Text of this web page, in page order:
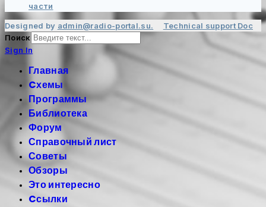
части
Designed by admin@radio-portal.su. Technical support Doc
Поиск
Sign In
Главная
Cхемы
Программы
Библиотека
Форум
Справочный лист
Советы
Обзоры
Это интересно
Cсылки